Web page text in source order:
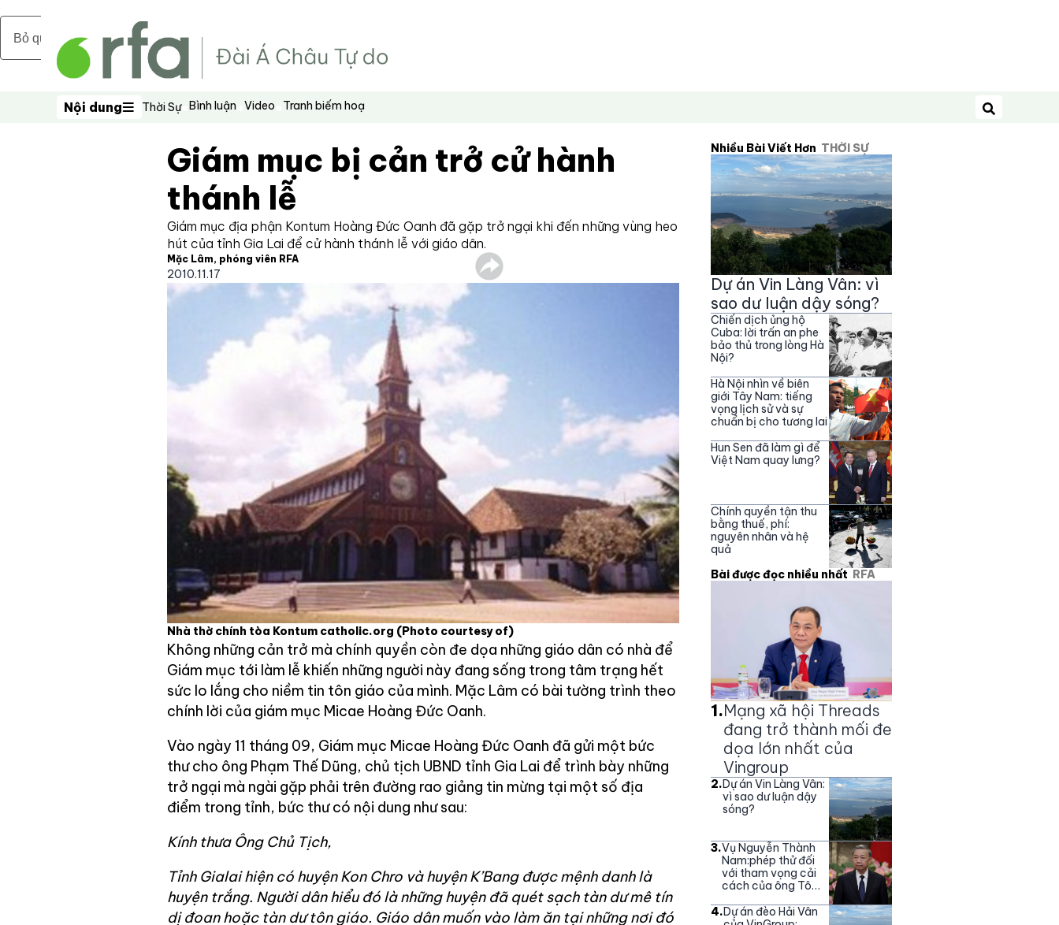
Bỏ qua nội dung chính
Nội dung
Nội dung Thời Sự Bình luận Video Tranh biếm hoạ
Tìm kiếm
Giám mục bị cản trở cử hành
thánh lễ
Giám mục địa phận Kontum Hoàng Đức Oanh đã gặp trở ngại khi đến những vùng heo
hút của tỉnh Gia Lai để cử hành thánh lễ với giáo dân.
Mặc Lâm, phóng viên RFA
2010.11.17
Nhà thờ chính tòa Kontum catholic.org (Photo courtesy of)
Không những cản trở mà chính quyền còn đe dọa những giáo dân có nhà để
Giám mục tới làm lễ khiến những người này đang sống trong tâm trạng hết
sức lo lắng cho niềm tin tôn giáo của mình. Mặc Lâm có bài tường trình theo
chính lời của giám mục Micae Hoàng Đức Oanh.
Vào ngày 11 tháng 09, Giám mục Micae Hoàng Đức Oanh đã gửi một bức
thư cho ông Phạm Thế Dũng, chủ tịch UBND tỉnh Gia Lai để trình bày những
trở ngại mà ngài gặp phải trên đường rao giảng tin mừng tại một số địa
điểm trong tỉnh, bức thư có nội dung như sau:
Kính thưa Ông Chủ Tịch,
Tỉnh Gialai hiện có huyện Kon Chro và huyện K’Bang được mệnh danh là
huyện trắng. Người dân hiểu đó là những huyện đã quét sạch tàn dư mê tín
dị đoan hoặc tàn dư tôn giáo. Giáo dân muốn vào làm ăn tại những nơi đó
Nhiều Bài Viết Hơn THỜI SỰ
Dự án Vin Làng Vân: vì
sao dư luận dậy sóng?
Chiến dịch ủng hộ
Cuba: lời trấn an phe
bảo thủ trong lòng Hà
Nội?
Hà Nội nhìn về biên
giới Tây Nam: tiếng
vọng lịch sử và sự
chuẩn bị cho tương lai
Hun Sen đã làm gì để
Việt Nam quay lưng?
Chính quyền tận thu
bằng thuế, phí:
nguyên nhân và hệ
quả
Bài được đọc nhiều nhất RFA
1.Mạng xã hội Threads
đang trở thành mối đe
dọa lớn nhất của
Vingroup
2.Dự án Vin Làng Vân:
vì sao dư luận dậy
sóng?
3.Vụ Nguyễn Thành
Nam:phép thử đối
với tham vọng cải
cách của ông Tô
4.Dự án đèo Hải Vân